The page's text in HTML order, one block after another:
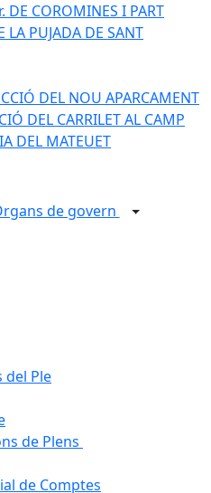
DE COROMINES I PART
LA PUJADA DE SANT
DEL NOU APARCAMENT
DEL CARRILET AL CAMP
DEL MATEUET
de govern
del Ple
de Plens
de Comptes